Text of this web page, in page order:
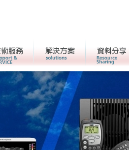
客戶服務 解決方案